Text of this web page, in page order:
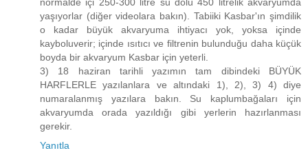
yaşıyorlar (diğer videolara bakın). Tabiiki Kasbar'ın şimdilik
o kadar büyük akvaryuma ihtiyacı yok, yoksa içinde
kayboluverir; içinde ısıtıcı ve filtrenin bulunduğu daha küçük
boyda bir akvaryum Kasbar için yeterli.
3) 18 haziran tarihli yazımın tam dibindeki BÜYÜK
HARFLERLE yazılanlara ve altındaki 1), 2), 3) 4) diye
numaralanmış yazılara bakın. Su kaplumbağaları için
akvaryumda orada yazıldığı gibi yerlerin hazırlanması
gerekir.
Yanıtla